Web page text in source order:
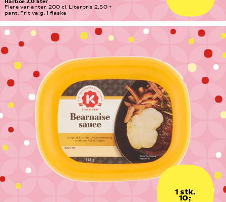
Flere varianter. 200 cl. Literpris 2,50 +
pant. Frit valg. 1 flaske
1 stk.
10,-